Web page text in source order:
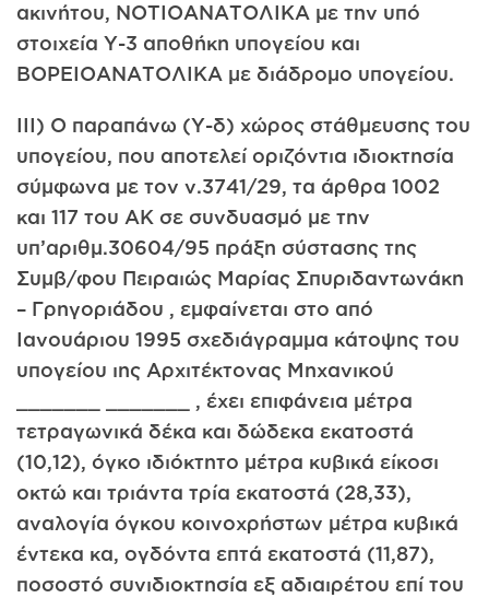
ακινήτου, ΝΟΤΙΟΑΝΑΤΟΛΙΚΑ με την υπό
στοιχεία Υ-3 αποθήκη υπογείου και
ΒΟΡΕΙΟΑΝΑΤΟΛΙΚΑ με διάδρομο υπογείου.
III) Ο παραπάνω (Υ-δ) χώρος στάθμευσης του
υπογείου, που αποτελεί οριζόντια ιδιοκτησία
σύμφωνα με τον ν.3741/29, τα άρθρα 1002
και 117 του ΑΚ σε συνδυασμό με την
υπ’αριθμ.30604/95 πράξη σύστασης της
Συμβ/φου Πειραιώς Μαρίας Σπυριδαντωνάκη
– Γρηγοριάδου , εμφαίνεται στο από
Ιανουάριου 1995 σχεδιάγραμμα κάτοψης του
υπογείου ιης Αρχιτέκτονας Μηχανικού
_______ _______ , έχει επιφάνεια μέτρα
τετραγωνικά δέκα και δώδεκα εκατοστά
(10,12), όγκο ιδιόκτητο μέτρα κυβικά είκοσι
οκτώ και τριάντα τρία εκατοστά (28,33),
αναλογία όγκου κοινοχρήστων μέτρα κυβικά
έντεκα κα, ογδόντα επτά εκατοστά (11,87),
ποσοστό συνιδιοκτησία εξ αδιαιρέτου επί του